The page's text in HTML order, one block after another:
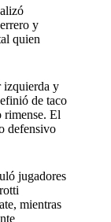
y
quien
izquierda y
de taco
rimense. El
defensivo
jugadores
mientras